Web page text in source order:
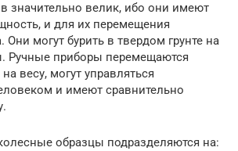
значительно велик, ибо они имеют
и для их перемещения
Они могут бурить в твердом грунте на
Ручные приборы перемещаются
весу, могут управляться
и имеют сравнительно
образцы подразделяются на: